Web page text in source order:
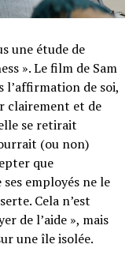
une étude de
». Le film de Sam
l’affirmation de soi,
clairement et de
se retirait
(ou non)
que
employés ne le
Cela n’est
de l’aide », mais
une île isolée.